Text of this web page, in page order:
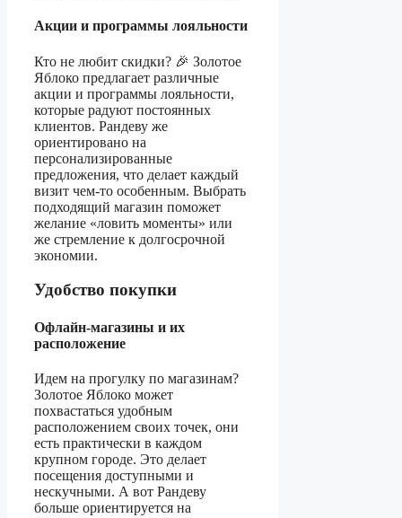
Акции и программы лояльности
Кто не любит скидки? 🎉 Золотое
Яблоко предлагает различные
акции и программы лояльности,
которые радуют постоянных
клиентов. Рандеву же
ориентировано на
персонализированные
предложения, что делает каждый
визит чем-то особенным. Выбрать
подходящий магазин поможет
желание «ловить моменты» или
же стремление к долгосрочной
экономии.
Удобство покупки
Офлайн-магазины и их
расположение
Идем на прогулку по магазинам?
Золотое Яблоко может
похвастаться удобным
расположением своих точек, они
есть практически в каждом
крупном городе. Это делает
посещения доступными и
нескучными. А вот Рандеву
больше ориентируется на